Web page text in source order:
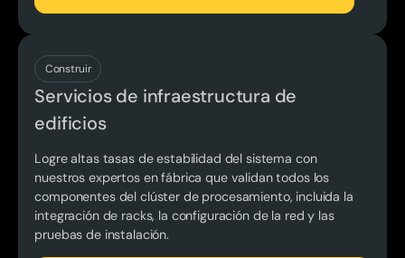
Construir
Servicios de infraestructura de
edificios
Logre altas tasas de estabilidad del sistema con
nuestros expertos en fábrica que validan todos los
componentes del clúster de procesamiento, incluida la
integración de racks, la configuración de la red y las
pruebas de instalación.
Descubra nuestro servicio de construcción